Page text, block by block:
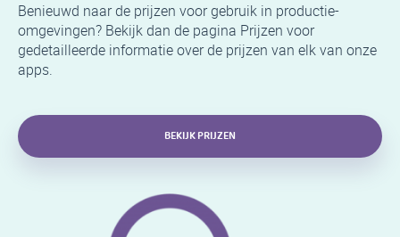
Benieuwd naar de prijzen voor gebruik in productie-
omgevingen? Bekijk dan de pagina Prijzen voor
gedetailleerde informatie over de prijzen van elk van onze
apps.
BEKIJK PRIJZEN